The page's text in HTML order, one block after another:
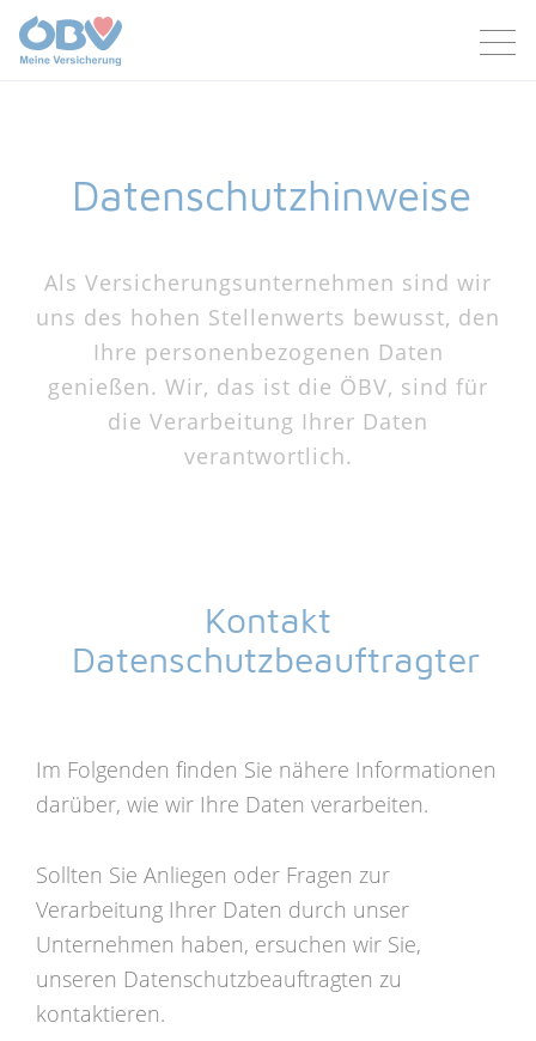
Datenschutzhinweise
Als Versicherungsunternehmen sind wir
uns des hohen Stellenwerts bewusst, den
Ihre personenbezogenen Daten
genießen. Wir, das ist die ÖBV, sind für
die Verarbeitung Ihrer Daten
verantwortlich.
Kontakt
Datenschutzbeauftragter
Im Folgenden finden Sie nähere Informationen
darüber, wie wir Ihre Daten verarbeiten.
Sollten Sie Anliegen oder Fragen zur
Verarbeitung Ihrer Daten durch unser
Unternehmen haben, ersuchen wir Sie,
unseren Datenschutzbeauftragten zu
kontaktieren.